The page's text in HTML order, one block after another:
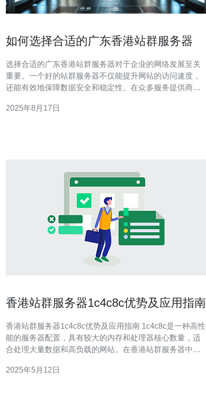
如何选择合适的广东香港站群服务器
选择合适的广东香港站群服务器对于企业的网络发展至关
重要。一个好的站群服务器不仅能提升网站的访问速度，
还能有效地保障数据安全和稳定性。在众多服务提供商
是您值得信赖的选择。 站群服务器是指一组通过同一IP地
2025年8月17日
香港站群服务器1c4c8c优势及应用指南
香港站群服务器1c4c8c优势及应用指南 1c4c8c是一种高性
能的服务器配置，具有较大的内存和处理器核心数量，适
合处理大量数据和高负载的网站。在香港站群服务器中，
畅运行。 1. 网站建设：1c4c8c服务器适合用于搭建大型网
2025年5月12日